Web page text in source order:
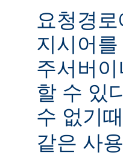
요청경
지시어
주서버
할 수 있
수 없기
같은 사